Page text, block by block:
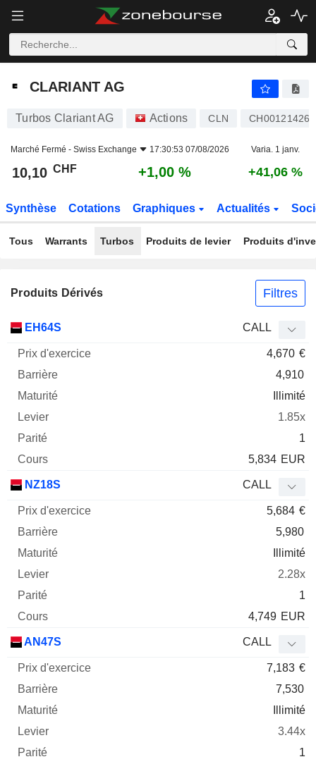
CLARIANT AG
CLARIANT AG
Turbos Clariant AG Actions CLN
Marché Fermé - Swiss Exchange 17:30:53 07/08/2026 Varia. 1 janv.
10,10 CHF +1,00 % +41,06 %
Synthèse Cotations Graphiques Actualités
Tous Warrants Turbos Produits de levier Produits
Produits Dérivés Filtres
Mnemo Type
EH64S CALL
4,670 €
4,910
Illimité
1.85x
1
5,834 EUR
NZ18S CALL
5,684 €
5,980
Illimité
2.28x
1
4,749 EUR
AN47S CALL
7,183 €
7,530
Illimité
3.44x
1